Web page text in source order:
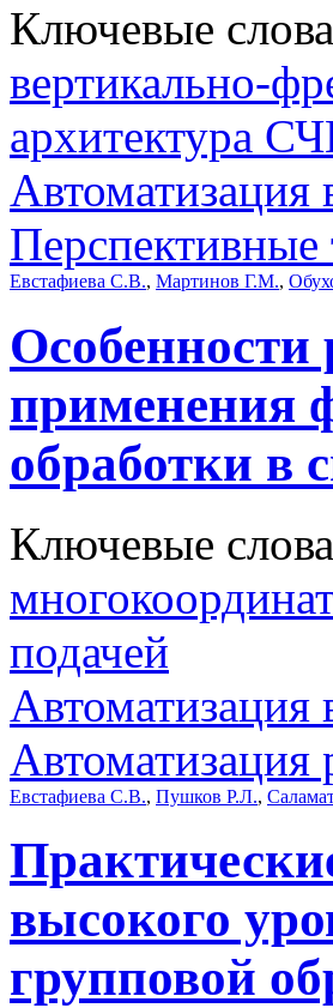
Ключевые
вертикально-
архитектура
Перспективные
Евстафиева С.В., Мартинов Г.М.,
применения
обработки
Ключевые
подачей
Евстафиева С.В., Пушков Р.Л.,
высокого
групповой